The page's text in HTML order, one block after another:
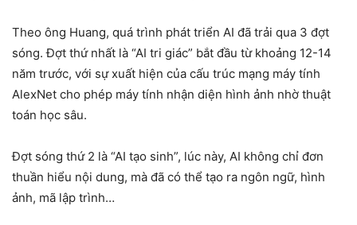
Theo ông Huang, quá trình phát triển AI đã trải qua 3 đợt
sóng. Đợt thứ nhất là “AI tri giác” bắt đầu từ khoảng 12-14
năm trước, với sự xuất hiện của cấu trúc mạng máy tính
AlexNet cho phép máy tính nhận diện hình ảnh nhờ thuật
toán học sâu.
Đợt sóng thứ 2 là “AI tạo sinh”, lúc này, AI không chỉ đơn
thuần hiểu nội dung, mà đã có thể tạo ra ngôn ngữ, hình
ảnh, mã lập trình…